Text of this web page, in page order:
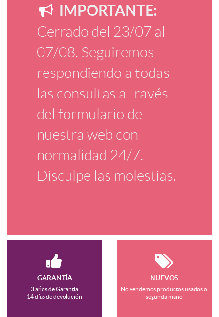
IMPORTANTE:
Cerrado del 23/07 al
07/08. Seguiremos
respondiendo a todas
las consultas a través
del formulario de
nuestra web con
normalidad 24/7.
Disculpe las molestias.
GARANTÍA
3 ańos de Garantía
14 días de devolución
NUEVOS
No vendemos productos usados o
segunda mano